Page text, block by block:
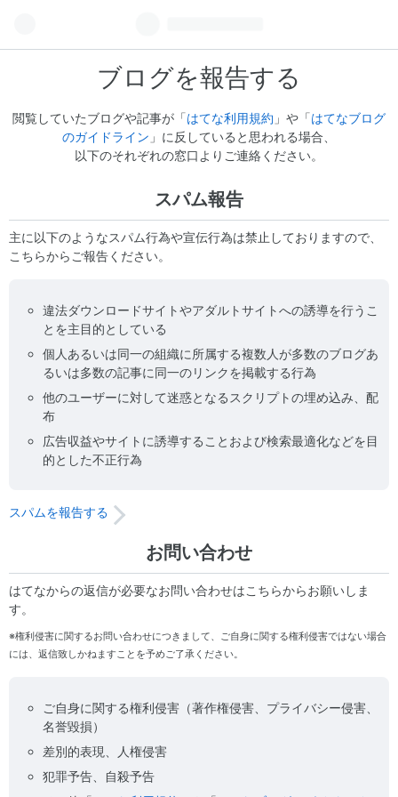
ブログを報告する
閲覧していたブログや記事が「はてな利用規約 」や「はてなブログ
のガイドライン 」に反していると思われる場合、
以下のそれぞれの窓口よりご連絡ください。
スパム報告
主に以下のようなスパム行為や宣伝行為は禁止しておりますので、
こちらからご報告ください。
違法ダウンロードサイトやアダルトサイトへの誘導を行うこ
とを主目的としている
個人あるいは同一の組織に所属する複数人が多数のブログあ
るいは多数の記事に同一のリンクを掲載する行為
他のユーザーに対して迷惑となるスクリプトの埋め込み、配
布
広告収益やサイトに誘導することおよび検索最適化などを目
的とした不正行為
スパムを報告する
お問い合わせ
はてなからの返信が必要なお問い合わせはこちらからお願いしま
す。
※権利侵害に関するお問い合わせにつきまして、ご自身に関する権利侵害ではない場合
には、返信致しかねますことを予めご了承ください。
ご自身に関する権利侵害（著作権侵害、プライバシー侵害、
名誉毀損）
差別的表現、人権侵害
犯罪予告、自殺予告